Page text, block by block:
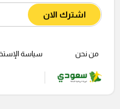
اشترك الان
من نحن سياسة